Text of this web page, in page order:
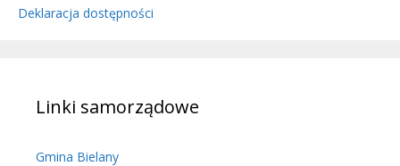
Deklaracja dostępności
Linki samorządowe
Gmina Bielany